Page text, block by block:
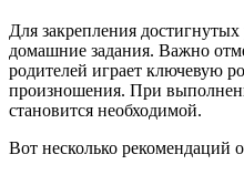
Для закрепления достигнутых
домашние задания. Важно
родителей играет ключевую
произношения. При
становится необходимой.
Вот несколько рекомендаций